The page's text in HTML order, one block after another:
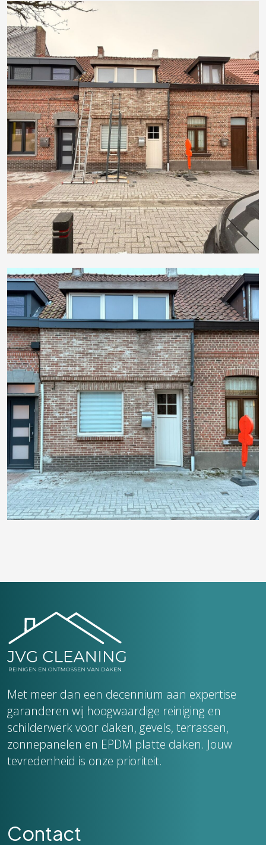
Met meer dan een decennium aan expertise
garanderen wij hoogwaardige reiniging en
schilderwerk voor daken, gevels, terrassen,
zonnepanelen en EPDM platte daken. Jouw
tevredenheid is onze prioriteit.
Contact